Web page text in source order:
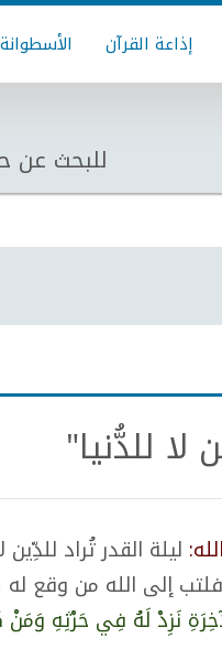
إذاعة القرآن
للبحث عن
لا للدُّنيا"
ليلة القدر تُراد
فلتب إلى الله من وقع
نَزِدْ لَهُ فِي حَرْثِهِ وَمَنْ